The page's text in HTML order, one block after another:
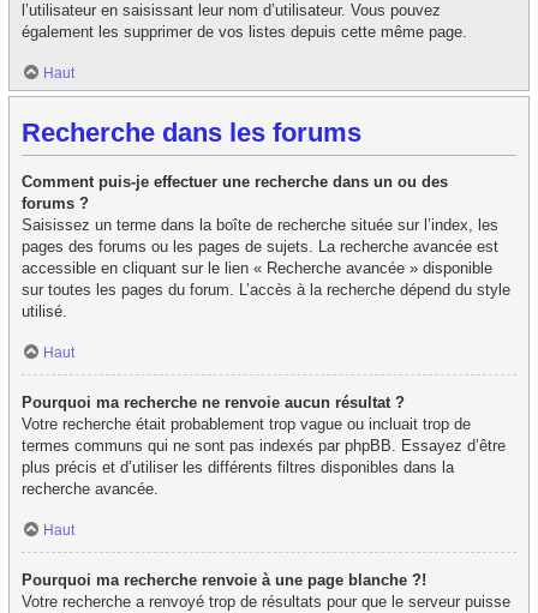
l’utilisateur en saisissant leur nom d’utilisateur. Vous pouvez
également les supprimer de vos listes depuis cette même page.
Haut
Recherche dans les forums
Comment puis-je effectuer une recherche dans un ou des
forums ?
Saisissez un terme dans la boîte de recherche située sur l’index, les
pages des forums ou les pages de sujets. La recherche avancée est
accessible en cliquant sur le lien « Recherche avancée » disponible
sur toutes les pages du forum. L’accès à la recherche dépend du style
utilisé.
Haut
Pourquoi ma recherche ne renvoie aucun résultat ?
Votre recherche était probablement trop vague ou incluait trop de
termes communs qui ne sont pas indexés par phpBB. Essayez d’être
plus précis et d’utiliser les différents filtres disponibles dans la
recherche avancée.
Haut
Pourquoi ma recherche renvoie à une page blanche ?!
Votre recherche a renvoyé trop de résultats pour que le serveur puisse